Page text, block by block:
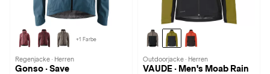
+1 Farbe
Regenjacke · Herren
Gonso · Save
Outdoorjacke · Herren
VAUDE · Men's Moab Rain